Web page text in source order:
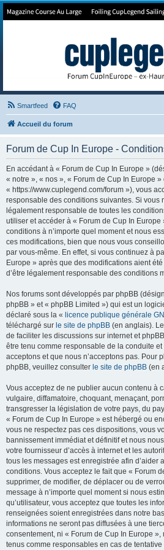
Forum de Cup In Europe
Smartfeed FAQ
Accueil du forum
Forum de Cup In Europe -
En accédant à « Forum de Cup In Europe »
« notre », « nos », « Forum de Cup In Europe »
« https://www.cuplegend.com/forum »), vous
responsable des conditions suivantes. Si vous
légalement responsable de toutes les
utiliser et accéder à « Forum de Cup In
conditions à n’importe quel moment et nous
ces modifications, bien que nous vous
par vous-même. En effet, si vous continuez à
Europe » après que des modifications aient
d’être légalement responsable des conditions
Nos forums sont développés par phpBB
phpBB » et « phpBB Limited ») qui est un
déclaré sous la « licence publique générale
téléchargé sur le site de phpBB (en anglais).
de faciliter les discussions sur internet et
être tenu comme responsable de la conduite
acceptons et que nous n’acceptons pas. Pour
phpBB, veuillez consulter le site de phpBB (en
Vous acceptez de ne publier aucun contenu à
vulgaire, diffamatoire, choquant, menaçant,
transgresser la législation de votre pays, du
« Forum de Cup In Europe » est hébergé ou
vous ne respectez pas ces dispositions, vous
bannissement immédiat et définitif et nous
votre fournisseur d’accès à internet et les
tous les messages est enregistrée afin d’aider
conditions. Vous acceptez le fait que « Forum
supprimer, de modifier, de déplacer ou de
message à n’importe quel moment si nous
qu’utilisateur, vous acceptez que toutes les
renseignées soient enregistrées dans notre
informations ne seront pas diffusées à une
consentement, ni « Forum de Cup In Europe »,
tenus comme responsables en cas de